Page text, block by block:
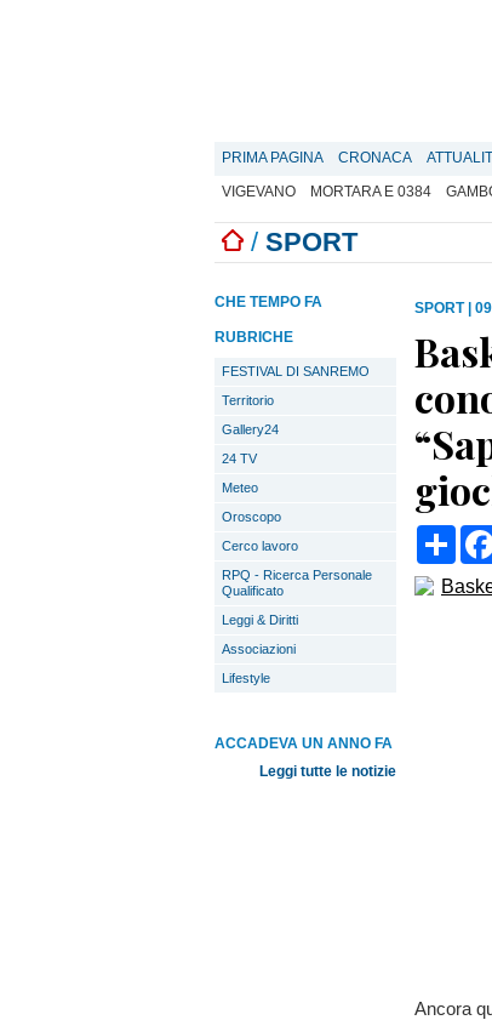
PRIMA PAGINA CRONACA
VIGEVANO
MORTARA E 0384
/ SPORT
CHE TEMPO FA
RUBRICHE
FESTIVAL DI SANREMO
Territorio
Gallery24
24 TV
Meteo
Oroscopo
Cerco lavoro
RPQ - Ricerca Personale
Qualificato
Leggi & Diritti
Associazioni
Lifestyle
ACCADEVA UN ANNO FA
Leggi tutte le notizie
SPORT|
Ancora